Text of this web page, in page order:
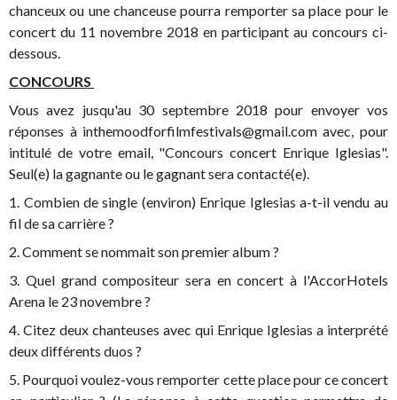
chanceux ou une chanceuse pourra remporter sa place pour le
concert du 11 novembre 2018 en participant au concours ci-
dessous.
CONCOURS
Vous avez jusqu'au 30 septembre 2018 pour envoyer vos
réponses à inthemoodforfilmfestivals@gmail.com avec, pour
intitulé de votre email, "Concours concert Enrique Iglesias".
Seul(e) la gagnante ou le gagnant sera contacté(e).
1. Combien de single (environ) Enrique Iglesias a-t-il vendu au
fil de sa carrière ?
2. Comment se nommait son premier album ?
3. Quel grand compositeur sera en concert à l'AccorHotels
Arena le 23 novembre ?
4. Citez deux chanteuses avec qui Enrique Iglesias a interprété
deux différents duos ?
5. Pourquoi voulez-vous remporter cette place pour ce concert